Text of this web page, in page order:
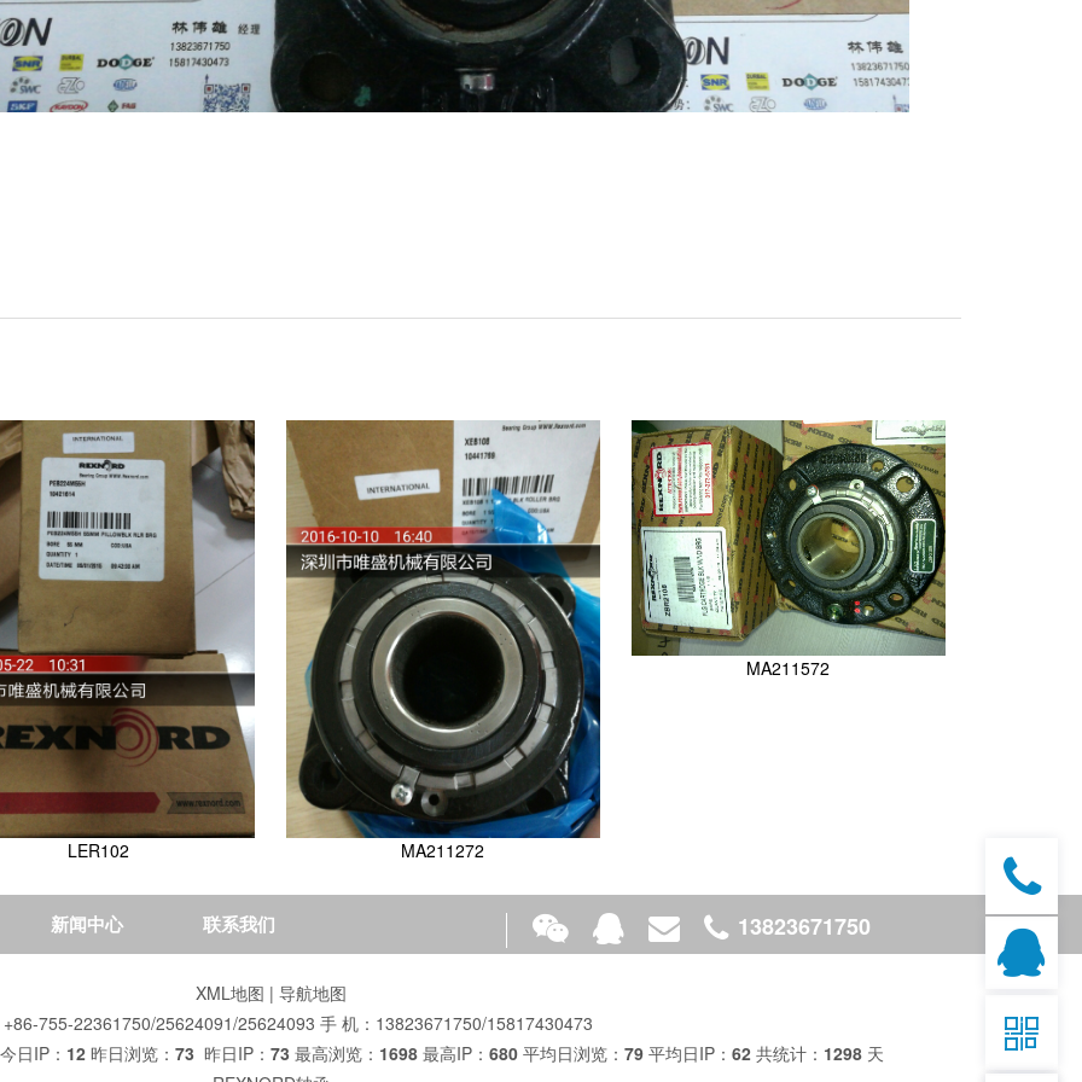
LER102 MA211272
MA211572
新闻中心 联系我们 13823671750
XML地图 | 导航地图
755-22361750/25624091/25624093 手 机：13823671750/15817430473
日IP： 12昨日浏览： 73 昨日IP： 73 最高浏览： 1698最高IP： 680平均日浏览： 79平均日IP： 62共统计： 1298天
